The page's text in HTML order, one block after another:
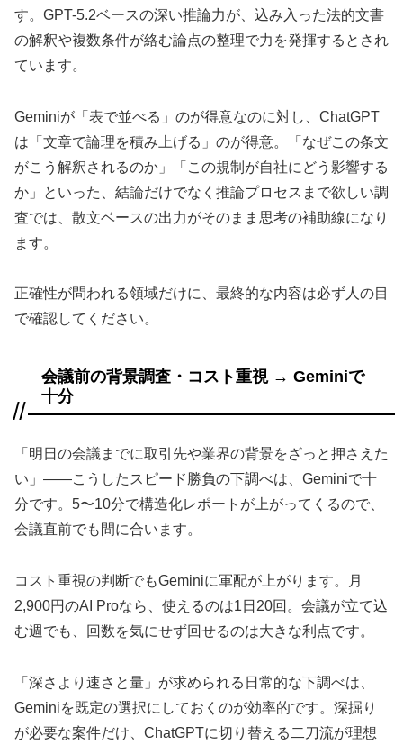
す。GPT-5.2ベースの深い推論力が、込み入った法的文書
の解釈や複数条件が絡む論点の整理で力を発揮するとされ
ています。
Geminiが「表で並べる」のが得意なのに対し、ChatGPT
は「文章で論理を積み上げる」のが得意。「なぜこの条文
がこう解釈されるのか」「この規制が自社にどう影響する
か」といった、結論だけでなく推論プロセスまで欲しい調
査では、散文ベースの出力がそのまま思考の補助線になり
ます。
正確性が問われる領域だけに、最終的な内容は必ず人の目
で確認してください。
会議前の背景調査・コスト重視 → Geminiで
十分
「明日の会議までに取引先や業界の背景をざっと押さえた
い」——こうしたスピード勝負の下調べは、Geminiで十
分です。5〜10分で構造化レポートが上がってくるので、
会議直前でも間に合います。
コスト重視の判断でもGeminiに軍配が上がります。月
2,900円のAI Proなら、使えるのは1日20回。会議が立て込
む週でも、回数を気にせず回せるのは大きな利点です。
「深さより速さと量」が求められる日常的な下調べは、
Geminiを既定の選択にしておくのが効率的です。深掘り
が必要な案件だけ、ChatGPTに切り替える二刀流が理想